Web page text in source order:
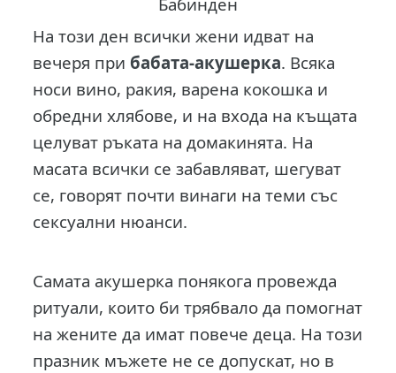
На този ден всички жени идват на
вечеря прибабата-акушерка. Всяка
носи вино, ракия, варена кокошка и
обредни хлябове, и на входа на къщата
целуват ръката на домакинята. На
масата всички се забавляват, шегуват
се, говорят почти винаги на теми със
сексуални нюанси.
Самата акушерка понякога провежда
ритуали, които би трябвало да помогнат
на жените да имат повече деца. На този
празник мъжете не се допускат, но в